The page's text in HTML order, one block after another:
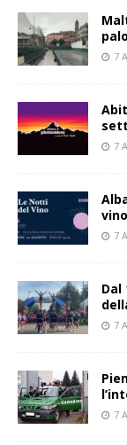
7
7
7
Dal
7
7